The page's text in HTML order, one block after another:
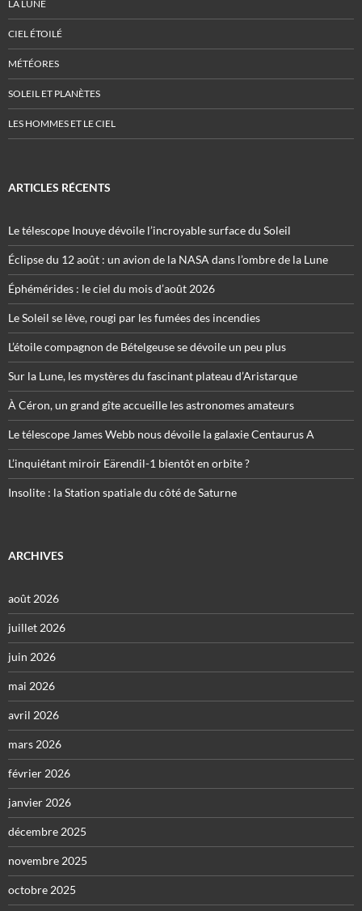
LA LUNE
CIEL ÉTOILÉ
MÉTÉORES
SOLEIL ET PLANÈTES
LES HOMMES ET LE CIEL
ARTICLES RÉCENTS
Le télescope Inouye dévoile l’incroyable surface du Soleil
Éclipse du 12 août : un avion de la NASA dans l’ombre de la Lune
Éphémérides : le ciel du mois d’août 2026
Le Soleil se lève, rougi par les fumées des incendies
L’étoile compagnon de Bételgeuse se dévoile un peu plus
Sur la Lune, les mystères du fascinant plateau d’Aristarque
À Céron, un grand gîte accueille les astronomes amateurs
Le télescope James Webb nous dévoile la galaxie Centaurus A
L’inquiétant miroir Eärendil-1 bientôt en orbite ?
Insolite : la Station spatiale du côté de Saturne
ARCHIVES
août 2026
juillet 2026
juin 2026
mai 2026
avril 2026
mars 2026
février 2026
janvier 2026
décembre 2025
novembre 2025
octobre 2025